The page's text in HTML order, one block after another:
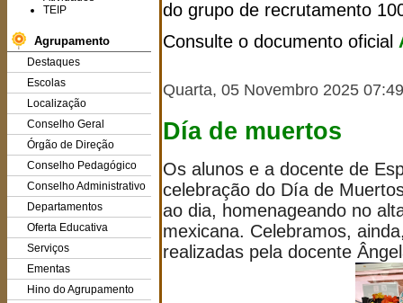
TEIP
Agrupamento
Destaques
Escolas
Localização
Conselho Geral
Órgão de Direção
Conselho Pedagógico
Conselho Administrativo
Departamentos
Oferta Educativa
Serviços
Ementas
Hino do Agrupamento
do grupo de recrutamento
Consulte o documento oficial
Quarta, 05 Novembro 2025 07:49
Día de muertos
Os alunos e a docente de
celebração do Día de
ao dia, homenageando no
mexicana. Celebramos,
realizadas pela docente